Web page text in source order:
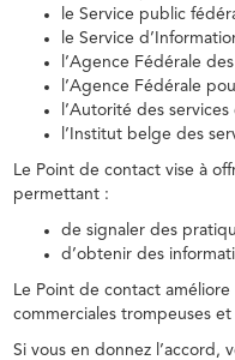
le Service public
le Service
l’Agence Fédérale
l’Agence Fédérale
l’Autorité des
l’Institut belge des
Le Point de contact vise à
permettant :
de signaler des
d’obtenir des
Le Point de contact
commerciales trompeuses et
Si vous en donnez